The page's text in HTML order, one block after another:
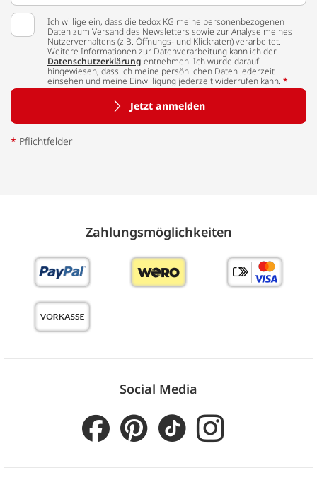
Ich willige ein, dass die tedox KG meine personenbezogenen
Daten zum Versand des Newsletters sowie zur Analyse meines
Nutzerverhaltens (z.B. Öffnungs- und Klickraten) verarbeitet.
Weitere Informationen zur Datenverarbeitung kann ich der
Datenschutzerklärung entnehmen. Ich wurde darauf
hingewiesen, dass ich meine persönlichen Daten jederzeit
einsehen und meine Einwilligung jederzeit widerrufen kann. *
Jetzt anmelden
* Pflichtfelder
Zahlungs­möglich­keiten
Social Media